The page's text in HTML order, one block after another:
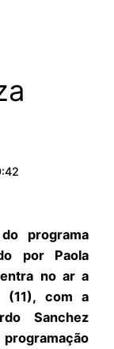
programa
por Paola
no ar a
(11), com a
Sanchez